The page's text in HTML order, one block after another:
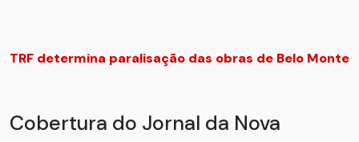
TRF determina paralisação das obras de Belo Monte
Cobertura do Jornal da Nova